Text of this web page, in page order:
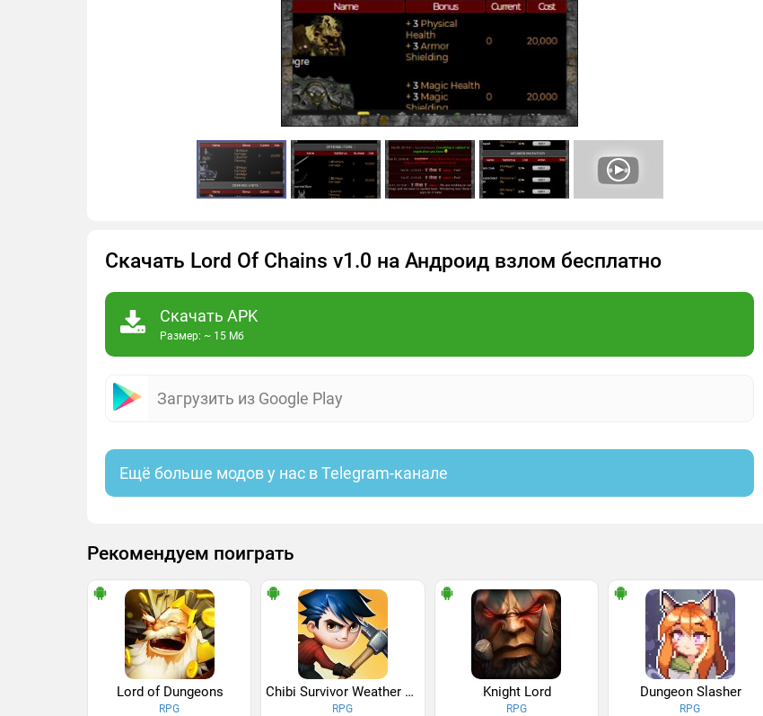
Скачать Lord Of Chains v1.0 на Андроид взлом бесплатно
Скачать APK
Размер: ~ 15 Мб
Загрузить из Google Play
Ещё больше модов у нас в Telegram-канале
Рекомендуем поиграть
Lord of Dungeons
RPG
Chibi Survivor Weather Lord
RPG
Knight Lord
RPG
Dungeon Slasher
RPG